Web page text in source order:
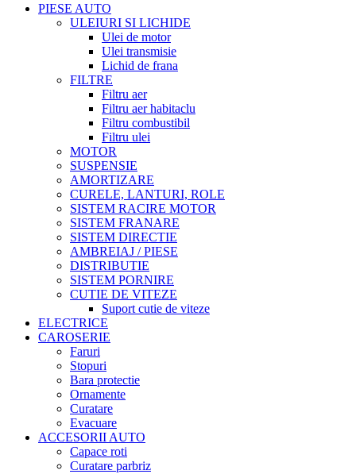
PIESE AUTO
ULEIURI SI LICHIDE
Ulei de motor
Ulei transmisie
Lichid de frana
FILTRE
Filtru aer
Filtru aer habitaclu
Filtru combustibil
Filtru ulei
MOTOR
SUSPENSIE
AMORTIZARE
CURELE, LANTURI, ROLE
SISTEM RACIRE MOTOR
SISTEM FRANARE
SISTEM DIRECTIE
AMBREIAJ / PIESE
DISTRIBUTIE
SISTEM PORNIRE
CUTIE DE VITEZE
Suport cutie de viteze
ELECTRICE
CAROSERIE
Faruri
Stopuri
Bara protectie
Ornamente
Curatare
Evacuare
ACCESORII AUTO
Capace roti
Curatare parbriz